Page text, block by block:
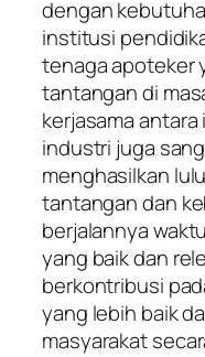
dengan
institusi
tenaga apoteker
tantangan di
kerjasama
industri juga
menghasilkan
tantangan dan
berjalannya
yang baik dan
berkontribusi
yang lebih baik
masyarakat